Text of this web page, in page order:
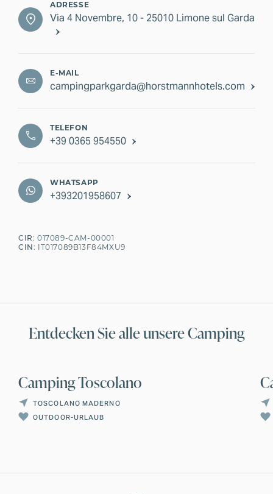
ADRESSE
Via 4 Novembre, 10 - 25010 Limone sul Garda
E-MAIL
campingparkgarda@horstmannhotels.com
TELEFON
+39 0365 954550
WHATSAPP
+393201958607
CIR: 017089-CAM-00001
CIN: IT017089B13F84MXU9
Entdecken Sie alle unsere Camping
Camping Toscolano
TOSCOLANO MADERNO
OUTDOOR-URLAUB